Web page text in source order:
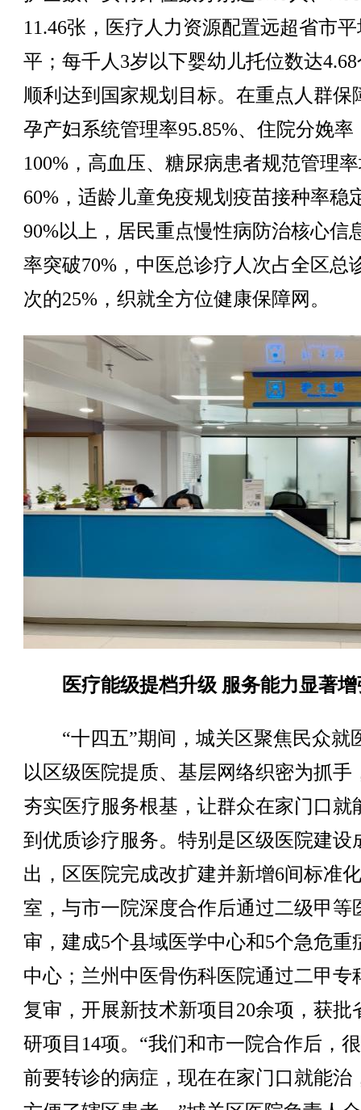
11.46张，医疗人力资源配置远超省市
平；每千人3岁以下婴幼儿托位数达
顺利达到国家规划目标。在重点人群保
孕产妇系统管理率95.85%、住院分娩率
100%，高血压、糖尿病患者规范管理
60%，适龄儿童免疫规划疫苗接种率稳
90%以上，居民重点慢性病防治核心信
率突破70%，中医总诊疗人次占全区总
次的25%，织就全方位健康保障网。
医疗能级提档升级 服务能力显著
“十四五”期间，城关区聚焦民众就
以区级医院提质、基层网络织密为抓手
夯实医疗服务根基，让群众在家门口就
到优质诊疗服务。特别是区级医院建设
出，区医院完成改扩建并新增6间标准
室，与市一院深度合作后通过二级甲等
审，建成5个县域医学中心和5个急危重
中心；兰州中医骨伤科医院通过二甲专
复审，开展新技术新项目20余项，获批
研项目14项。“我们和市一院合作后，
前要转诊的病症，现在在家门口就能治